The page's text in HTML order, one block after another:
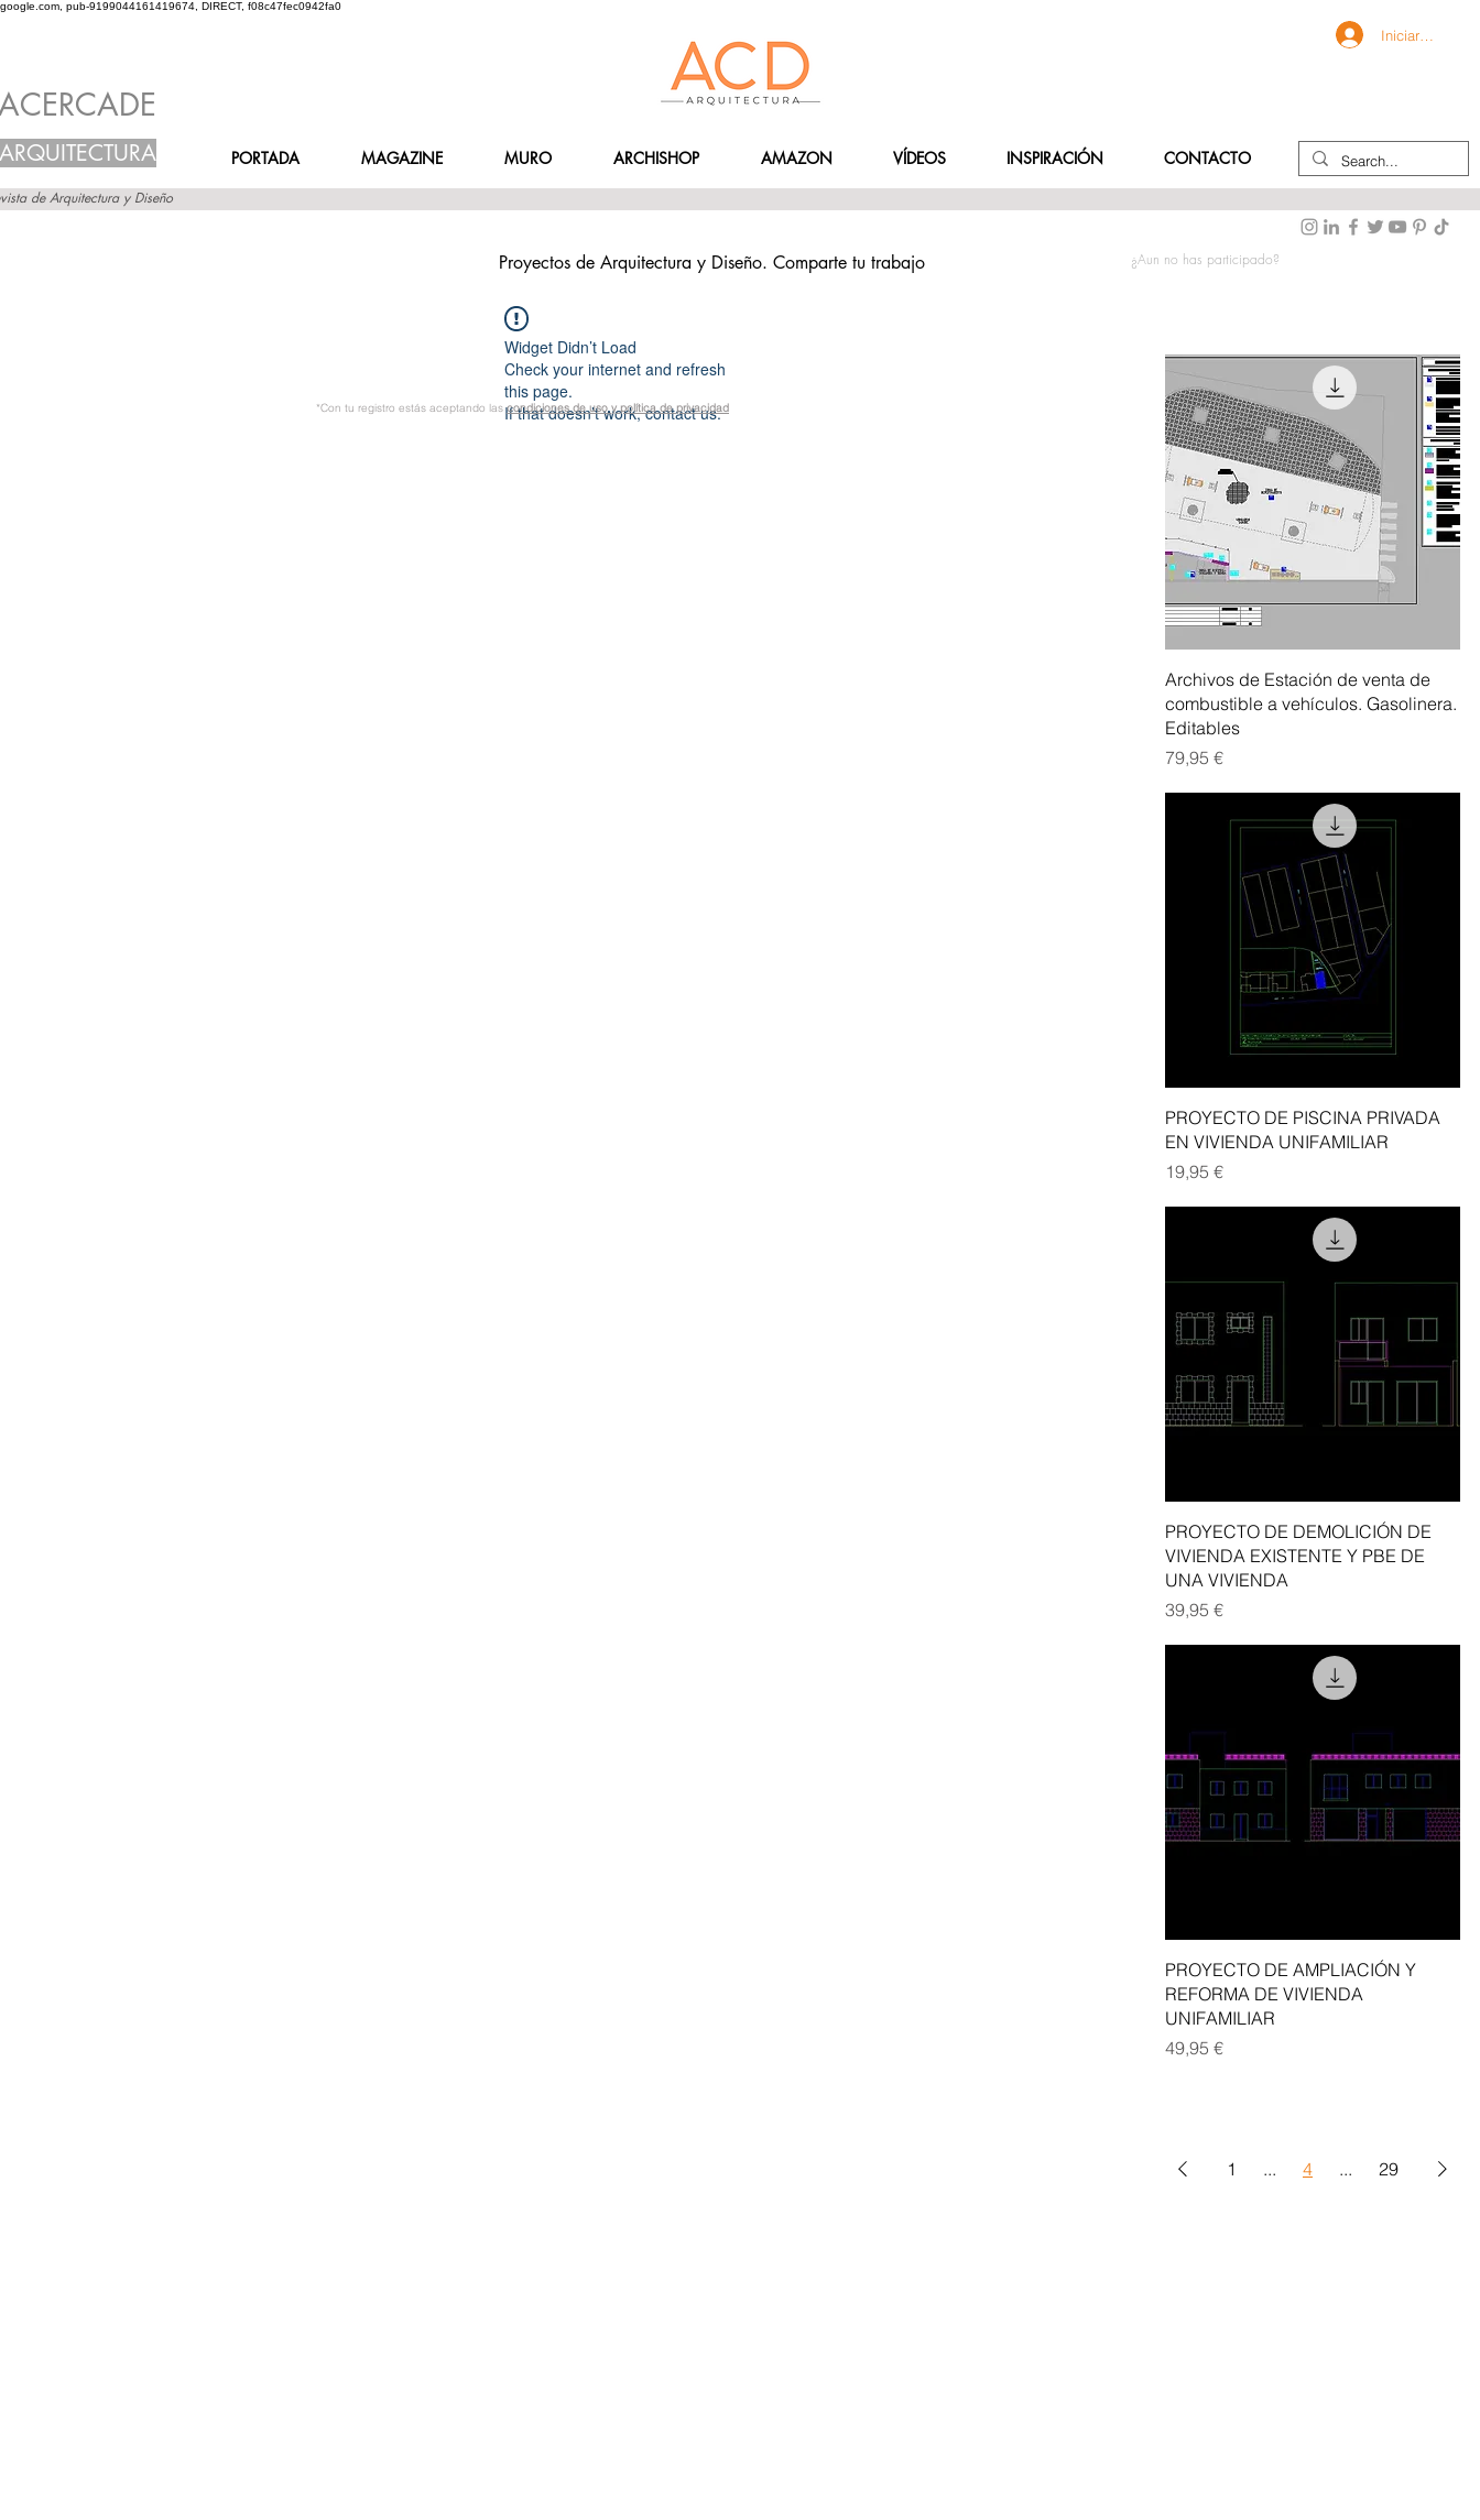
google.com, pub-9199044161419674, DIRECT, f08c47fec0942fa0
PORTADA MAGAZINE MURO ARCHISHOP AMAZON VÍDEOS INSPIRACIÓN CONTACTO
de Arquitectura y Diseño
Iniciar sesión
Proyectos de Arquitectura y Diseño. Comparte tu trabajo
Widget Didn’t Load
Check your internet and refresh
this page.
If that doesn’t work, contact us.
*Con tu registro estás aceptando lascondiciones de uso y política de privacidad
¿Aun no has participado?
Vista rápida
Archivos de Estación de venta de
combustible a vehículos. Gasolinera.
Editables
Precio
79,95 €
Vista rápida
PROYECTO DE PISCINA PRIVADA
EN VIVIENDA UNIFAMILIAR
Precio
19,95 €
Vista rápida
PROYECTO DE DEMOLICIÓN DE
VIVIENDA EXISTENTE Y PBE DE
UNA VIVIENDA
Precio
39,95 €
Vista rápida
PROYECTO DE AMPLIACIÓN Y
REFORMA DE VIVIENDA
UNIFAMILIAR
Precio
49,95 €
1 ... 4 ... 29